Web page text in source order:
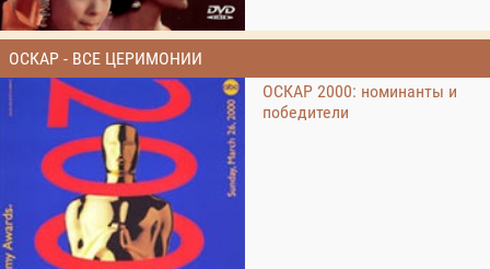
ОСКАР - ВСЕ ЦЕРИМОНИИ
ОСКАР 2000: номинанты и
победители